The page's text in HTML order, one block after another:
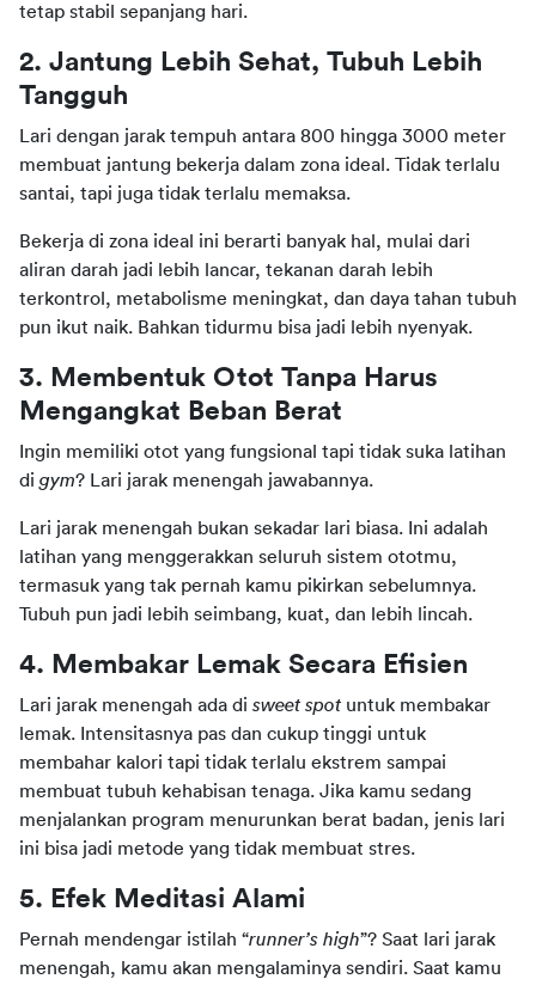
tetap stabil sepanjang hari.
2. Jantung Lebih Sehat, Tubuh Lebih
Tangguh
Lari dengan jarak tempuh antara 800 hingga 3000 meter
membuat jantung bekerja dalam zona ideal. Tidak terlalu
santai, tapi juga tidak terlalu memaksa.
Bekerja di zona ideal ini berarti banyak hal, mulai dari
aliran darah jadi lebih lancar, tekanan darah lebih
terkontrol, metabolisme meningkat, dan daya tahan tubuh
pun ikut naik. Bahkan tidurmu bisa jadi lebih nyenyak.
3. Membentuk Otot Tanpa Harus
Mengangkat Beban Berat
Ingin memiliki otot yang fungsional tapi tidak suka latihan
di gym? Lari jarak menengah jawabannya.
Lari jarak menengah bukan sekadar lari biasa. Ini adalah
latihan yang menggerakkan seluruh sistem ototmu,
termasuk yang tak pernah kamu pikirkan sebelumnya.
Tubuh pun jadi lebih seimbang, kuat, dan lebih lincah.
4. Membakar Lemak Secara Efisien
Lari jarak menengah ada di sweet spot untuk membakar
lemak. Intensitasnya pas dan cukup tinggi untuk
membahar kalori tapi tidak terlalu ekstrem sampai
membuat tubuh kehabisan tenaga. Jika kamu sedang
menjalankan program menurunkan berat badan, jenis lari
ini bisa jadi metode yang tidak membuat stres.
5. Efek Meditasi Alami
Pernah mendengar istilah “runner’s high”? Saat lari jarak
menengah, kamu akan mengalaminya sendiri. Saat kamu